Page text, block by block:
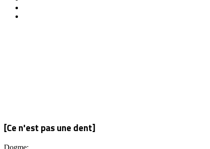
[Ce n'est pas une dent]